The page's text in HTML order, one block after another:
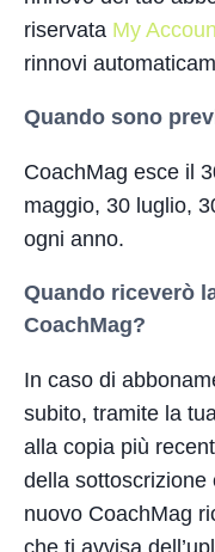
riservata My
rinnovi
Quando sono
CoachMag esce il
maggio, 30 luglio,
ogni anno.
Quando riceverò
CoachMag?
In caso di
subito, tramite la
alla copia più
della sottoscrizione
nuovo CoachMag
che ti avvisa